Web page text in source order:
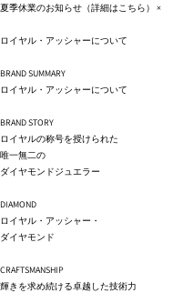
コンテ
進む
夏季休業のお知らせ（詳細はこちら） ×
ロイヤル・アッシャーについて
BRAND SUMMARY
ロイヤル・アッシャーについて
BRAND STORY
ロイヤルの称号を授けられた
唯一無二の
ダイヤモンドジュエラー
DIAMOND
ロイヤル・アッシャー・
ダイヤモンド
CRAFTSMANSHIP
輝きを求め続ける卓越した技術力